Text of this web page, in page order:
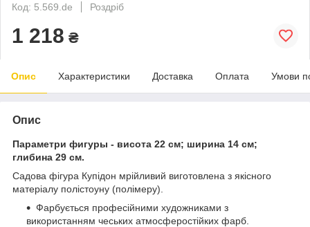
Код: 5.569.de
Роздріб
1 218 ₴
Опис Характеристики Доставка Оплата Умови
Опис
Параметри фигуры - висота 22 см; ширина 14 см;
глибина 29 см.
Cадова фігура Купідон мрійливий виготовлена з якісного
матеріалу полістоуну (полімеру).
Фарбується професійними художниками з
використанням чеських атмосферостійких фарб.